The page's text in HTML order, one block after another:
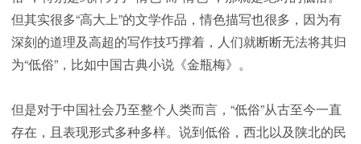
但其实很多“高大上”的文学作品，情色描写也很多，因为有
深刻的道理及高超的写作技巧撑着，人们就断断无法将其归
为“低俗”，比如中国古典小说《金瓶梅》。
但是对于中国社会乃至整个人类而言，“低俗”从古至今一直
存在，且表现形式多种多样。说到低俗，西北以及陕北的民